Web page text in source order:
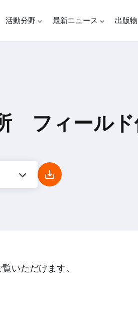
活動分野 最新ニュース 出版物
フィールド
いただけます。